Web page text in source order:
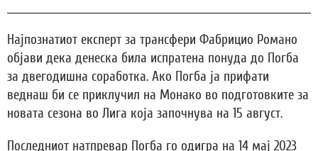
Најпознатиот експерт за трансфери Фабрицио Романо
објави дека денеска била испратена понуда до Погба
за двегодишна соработка. Ако Погба ја прифати
веднаш би се приклучил на Монако во подготовките за
новата сезона во Лига која започнува на 15 август.
Последниот натпревар Погба го одигра на 14 мај 2023